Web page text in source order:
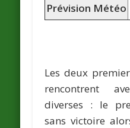
Prévision Météo
Les deux
rencontrent
diverses : le
sans victoire